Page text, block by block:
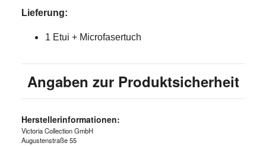
Lieferung:
1 Etui + Microfasertuch
Angaben zur Produktsicherheit
Herstellerinformationen:
Victoria Collection GmbH
Augustenstraße 55